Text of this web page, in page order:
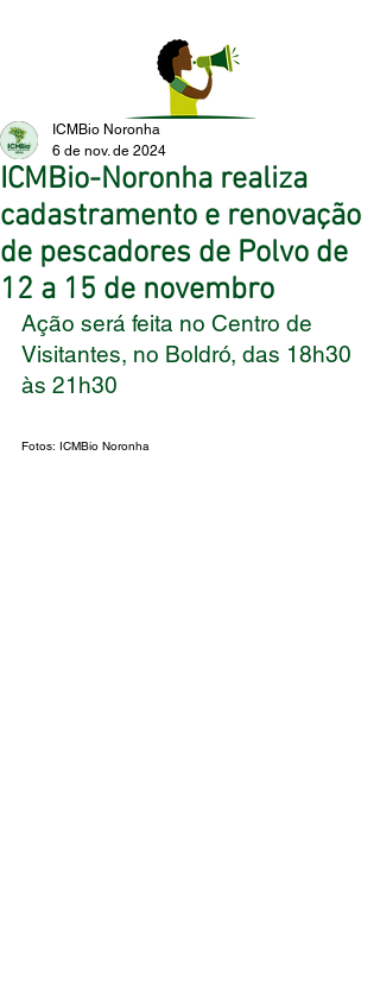
ICMBio-Noronha realiza
cadastramento e renovação
de pescadores de Polvo de
12 a 15 de novembro
ICMBio Noronha
6 de nov. de 2024
Ação será feita no Centro de
Visitantes, no Boldró, das 18h30
às 21h30
Fotos: ICMBio Noronha